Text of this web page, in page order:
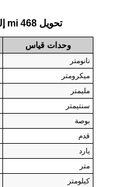
تحويل 468 mi إلى الطول الشائعة
وحدات قياس
نانومتر
ميكرومتر
مليمتر
سنتيمتر
بوصة
قدم
يارد
متر
كيلومتر